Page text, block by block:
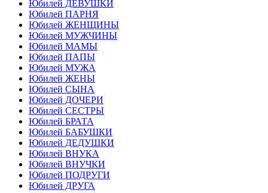
Юбилей ДЕВУШКИ
Юбилей ПАРНЯ
Юбилей ЖЕНЩИНЫ
Юбилей МУЖЧИНЫ
Юбилей МАМЫ
Юбилей ПАПЫ
Юбилей МУЖА
Юбилей ЖЕНЫ
Юбилей СЫНА
Юбилей ДОЧЕРИ
Юбилей СЕСТРЫ
Юбилей БРАТА
Юбилей БАБУШКИ
Юбилей ДЕДУШКИ
Юбилей ВНУКА
Юбилей ВНУЧКИ
Юбилей ПОДРУГИ
Юбилей ДРУГА